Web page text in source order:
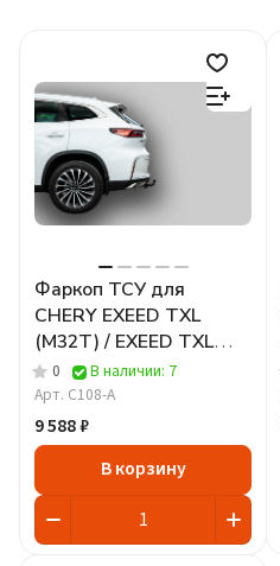
Фаркоп ТСУ для
CHERY EXEED TXL
(M32T) / EXEED TXL
(M32T) 2020 - .. г. в.
0
В наличии: 7
Арт. C108-A
9 588 ₽
В корзину